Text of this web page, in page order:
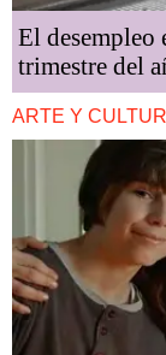
El desempleo
trimestre del
ARTE Y